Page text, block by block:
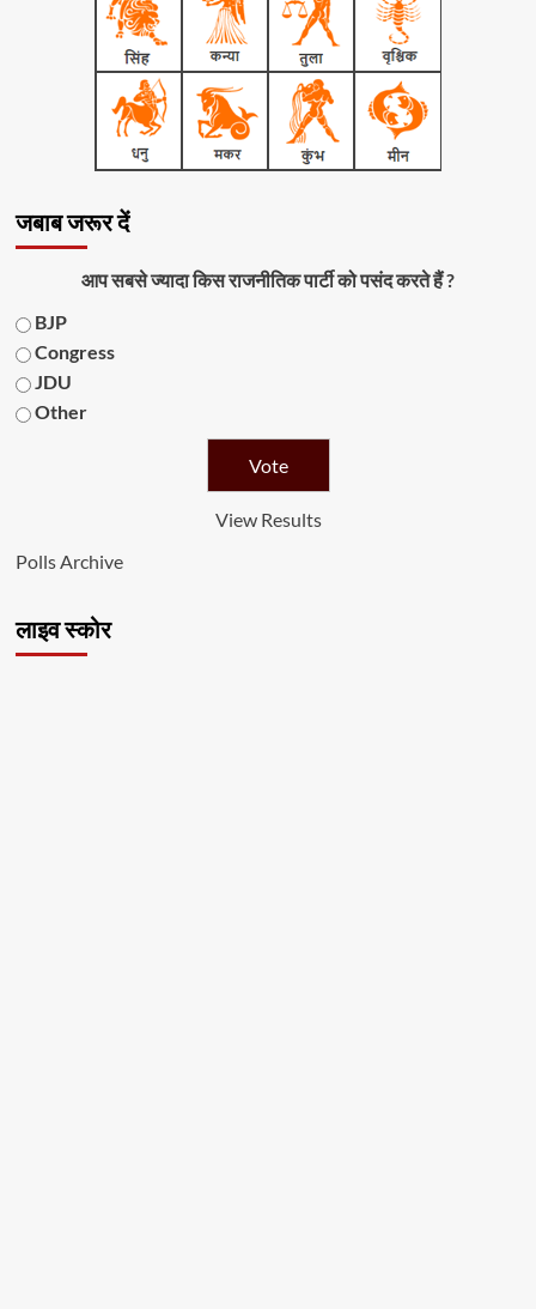
जबाब जरूर दें
आप सबसे ज्यादा किस राजनीतिक पार्टी को पसंद करते हैं ?
BJP
Congress
JDU
Other
View Results
Polls Archive
लाइव स्कोर